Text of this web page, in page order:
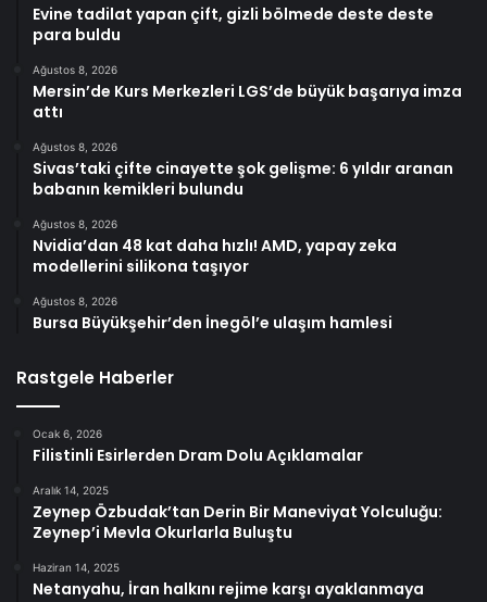
Evine tadilat yapan çift, gizli bölmede deste deste
para buldu
Ağustos 8, 2026
Mersin’de Kurs Merkezleri LGS’de büyük başarıya imza
attı
Ağustos 8, 2026
Sivas’taki çifte cinayette şok gelişme: 6 yıldır aranan
babanın kemikleri bulundu
Ağustos 8, 2026
Nvidia’dan 48 kat daha hızlı! AMD, yapay zeka
modellerini silikona taşıyor
Ağustos 8, 2026
Bursa Büyükşehir’den İnegöl’e ulaşım hamlesi
Rastgele Haberler
Ocak 6, 2026
Filistinli Esirlerden Dram Dolu Açıklamalar
Aralık 14, 2025
Zeynep Özbudak’tan Derin Bir Maneviyat Yolculuğu:
Zeynep’i Mevla Okurlarla Buluştu
Haziran 14, 2025
Netanyahu, İran halkını rejime karşı ayaklanmaya